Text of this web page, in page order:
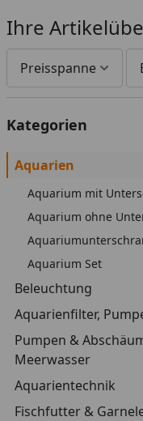
Ihre
Preisspanne
Kategorien
Aquarien
Aquarium mit
Aquarium ohne
Aquarium Set
Beleuchtung
Aquarienfilter,
Pumpen &
Meerwasser
Aquarientechnik
Fischfutter &